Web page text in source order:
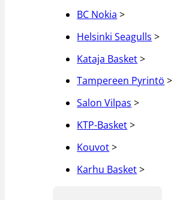
BC Nokia >
Helsinki Seagulls >
Kataja Basket>
Tampereen Pyrintö >
Salon Vilpas >
KTP-Basket>
Kouvot>
Karhu Basket>